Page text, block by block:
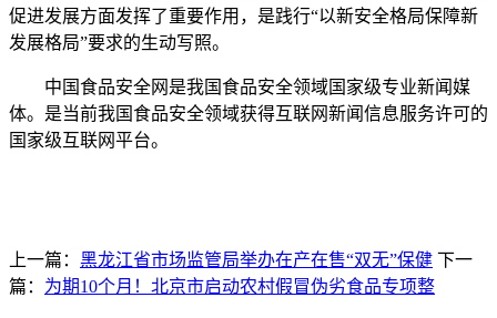
促进发展方面发挥了重要作用，是践行“以新安全格局保障新
发展格局”要求的生动写照。
中国食品安全网是我国食品安全领域国家级专业新闻媒
体。是当前我国食品安全领域获得互联网新闻信息服务许可的
国家级互联网平台。
上一篇： 黑龙江省市场监管局举办在产在售“双无”保健 下一
篇： 为期10个月！北京市启动农村假冒伪劣食品专项整